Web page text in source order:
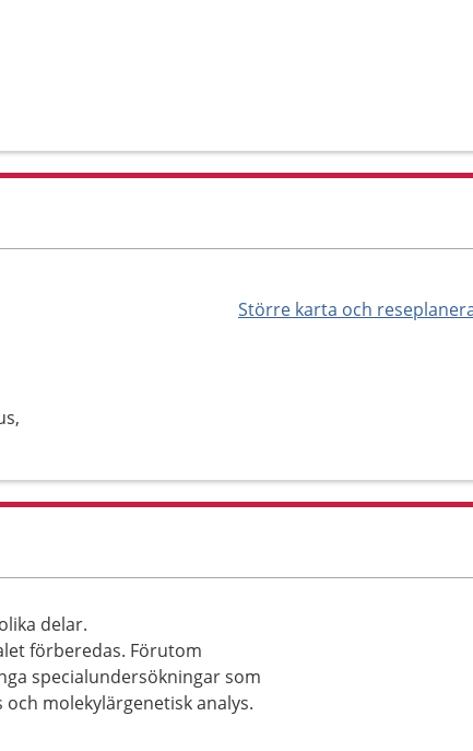
Större karta och
delar.
förberedas. Förutom
specialundersökningar som
molekylärgenetisk analys.